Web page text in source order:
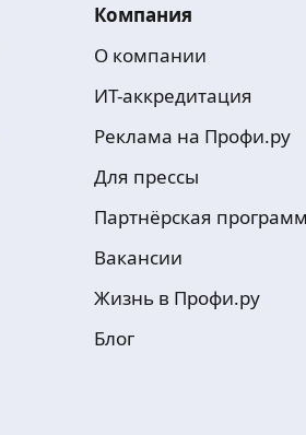
Компания
О компании
ИТ-аккредитация
Реклама на Профи.ру
Для прессы
Партнёрская
Вакансии
Жизнь в Профи.ру
Блог